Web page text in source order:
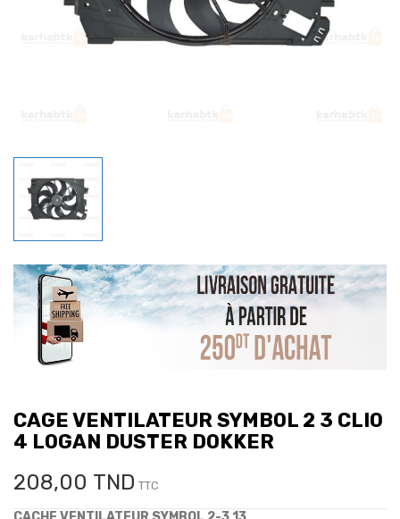
CAGE VENTILATEUR SYMBOL 2 3 CLIO
4 LOGAN DUSTER DOKKER
208,00 TND TTC